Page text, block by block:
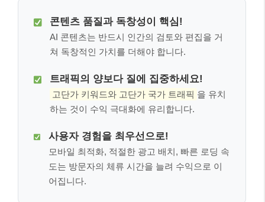
콘텐츠 품질과 독창성이 핵심!
AI 콘텐츠는 반드시 인간의 검토와 편집을 거
쳐 독창적인 가치를 더해야 합니다.
트래픽의 양보다 질에 집중하세요!
고단가 키워드와 고단가 국가 트래픽 을 유치
하는 것이 수익 극대화에 유리합니다.
사용자 경험을 최우선으로!
모바일 최적화, 적절한 광고 배치, 빠른 로딩 속
도는 방문자의 체류 시간을 늘려 수익으로 이
어집니다.